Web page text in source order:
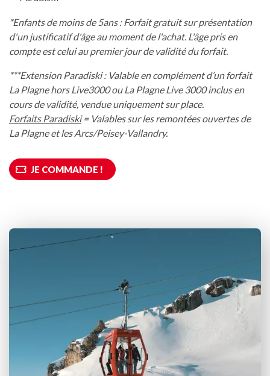
*Enfants de moins de 5ans : Forfait gratuit sur présentation
d'un justificatif d'âge au moment de l'achat. L'âge pris en
compte est celui au premier jour de validité du forfait.
***Extension Paradiski : Valable en complément d’un forfait
La Plagne hors Live3000 ou La Plagne Live 3000 inclus en
cours de validité, vendue uniquement sur place.
Forfaits Paradiski= Valables sur les remontées ouvertes de
La Plagne et les Arcs/Peisey-Vallandry.
JE COMMANDE !